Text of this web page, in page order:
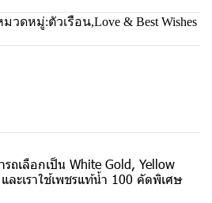
มวดหมู่:ตัวเรือน,Love & Best Wishes
ถเลือกเป็น White Gold, Yellow
ละเราใช้เพชรแท้น้ำ 100 คัดพิเศษ